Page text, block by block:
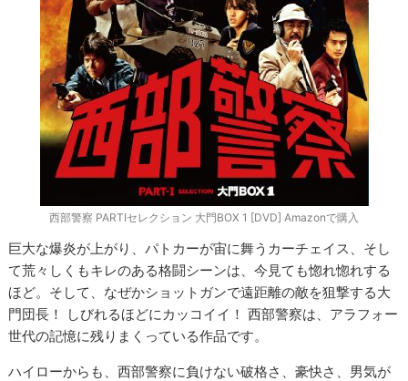
西部警察 PARTⅠセレクション 大門BOX 1 [DVD] Amazonで購入
巨大な爆炎が上がり、パトカーが宙に舞うカーチェイス、そし
て荒々しくもキレのある格闘シーンは、今見ても惚れ惚れする
ほど。そして、なぜかショットガンで遠距離の敵を狙撃する大
門団長！ しびれるほどにカッコイイ！ 西部警察は、アラフォー
世代の記憶に残りまくっている作品です。
ハイローからも、西部警察に負けない破格さ、豪快さ、男気が